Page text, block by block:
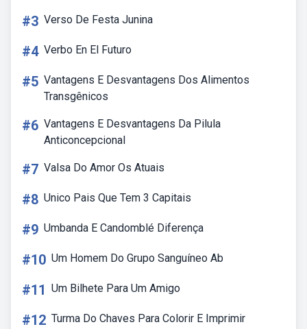
#3 Verso De Festa Junina
#4 Verbo En El Futuro
#5 Vantagens E Desvantagens Dos Alimentos
Transgênicos
#6 Vantagens E Desvantagens Da Pilula
Anticoncepcional
#7 Valsa Do Amor Os Atuais
#8 Unico Pais Que Tem 3 Capitais
#9 Umbanda E Candomblé Diferença
#10 Um Homem Do Grupo Sanguíneo Ab
#11 Um Bilhete Para Um Amigo
#12 Turma Do Chaves Para Colorir E Imprimir